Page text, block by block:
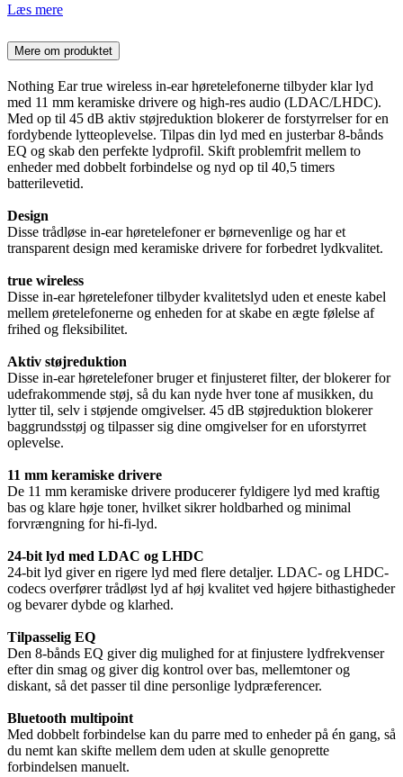
Læs mere
Mere om produktet
Nothing Ear true wireless in-ear høretelefonerne tilbyder klar lyd
med 11 mm keramiske drivere og high-res audio (LDAC/LHDC).
Med op til 45 dB aktiv støjreduktion blokerer de forstyrrelser for en
fordybende lytteoplevelse. Tilpas din lyd med en justerbar 8-bånds
EQ og skab den perfekte lydprofil. Skift problemfrit mellem to
enheder med dobbelt forbindelse og nyd op til 40,5 timers
batterilevetid.
Design
Disse trådløse in-ear høretelefoner er børnevenlige og har et
transparent design med keramiske drivere for forbedret lydkvalitet.
true wireless
Disse in-ear høretelefoner tilbyder kvalitetslyd uden et eneste kabel
mellem øretelefonerne og enheden for at skabe en ægte følelse af
frihed og fleksibilitet.
Aktiv støjreduktion
Disse in-ear høretelefoner bruger et finjusteret filter, der blokerer for
udefrakommende støj, så du kan nyde hver tone af musikken, du
lytter til, selv i støjende omgivelser. 45 dB støjreduktion blokerer
baggrundsstøj og tilpasser sig dine omgivelser for en uforstyrret
oplevelse.
11 mm keramiske drivere
De 11 mm keramiske drivere producerer fyldigere lyd med kraftig
bas og klare høje toner, hvilket sikrer holdbarhed og minimal
forvrængning for hi-fi-lyd.
24-bit lyd med LDAC og LHDC
24-bit lyd giver en rigere lyd med flere detaljer. LDAC- og LHDC-
codecs overfører trådløst lyd af høj kvalitet ved højere bithastigheder
og bevarer dybde og klarhed.
Tilpasselig EQ
Den 8-bånds EQ giver dig mulighed for at finjustere lydfrekvenser
efter din smag og giver dig kontrol over bas, mellemtoner og
diskant, så det passer til dine personlige lydpræferencer.
Bluetooth multipoint
Med dobbelt forbindelse kan du parre med to enheder på én gang, så
du nemt kan skifte mellem dem uden at skulle genoprette
forbindelsen manuelt.